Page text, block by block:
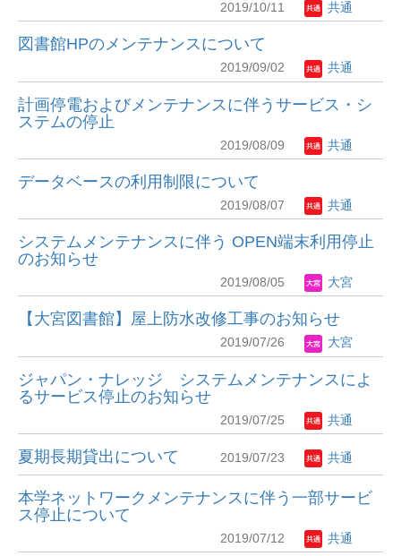
2019/10/11 共通
図書館HPのメンテナンスについて
2019/09/02 共通
計画停電およびメンテナンスに伴うサービス・シ
ステムの停止
2019/08/09 共通
データベースの利用制限について
2019/08/07 共通
システムメンテナンスに伴う OPEN端末利用停止
のお知らせ
2019/08/05 大宮
【大宮図書館】屋上防水改修工事のお知らせ
2019/07/26 大宮
ジャパン・ナレッジ システムメンテナンスによ
るサービ​ス停止のお知らせ
2019/07/25 共通
夏期長期貸出について 2019/07/23 共通
本学ネットワークメンテナンスに伴う一部サービ
ス停止について
2019/07/12 共通